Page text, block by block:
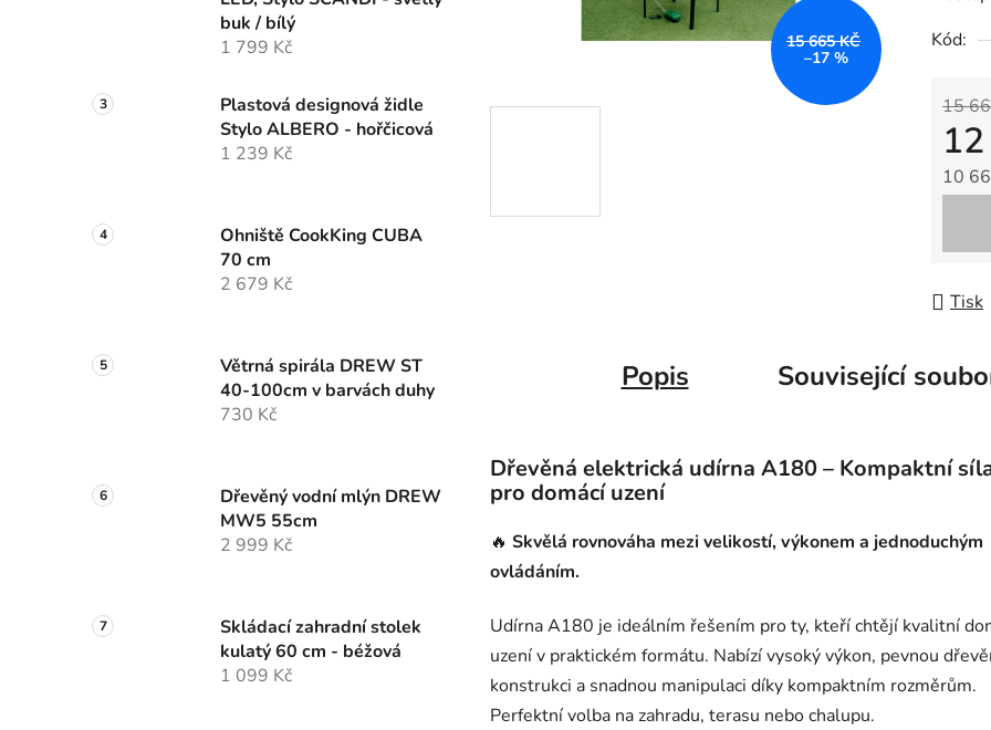
n
e
buk / bílý
1 799 Kč
Plastová designová židle
Stylo ALBERO - hořčicová
1 239 Kč
Ohniště CookKing CUBA
70 cm
2 679 Kč
Větrná spirála DREW ST
40-100cm v barvách duhy
730 Kč
Dřevěný vodní mlýn DREW
MW5 55cm
2 999 Kč
Skládací zahradní stolek
kulatý 60 cm - béžová
1 099 Kč
Kód:
15
10
Tisk
15 665 KČ
–17 %
Popis Související
Dřevěná elektrická udírna A180 – Kompaktní
pro domácí uzení
🔥 Skvělá rovnováha mezi velikostí, výkonem a jednoduchým
ovládáním.
Udírna A180 je ideálním řešením pro ty, kteří chtějí kvalitní
uzení v praktickém formátu. Nabízí vysoký výkon, pevnou
konstrukci a snadnou manipulaci díky kompaktním rozměrům.
Perfektní volba na zahradu, terasu nebo chalupu.